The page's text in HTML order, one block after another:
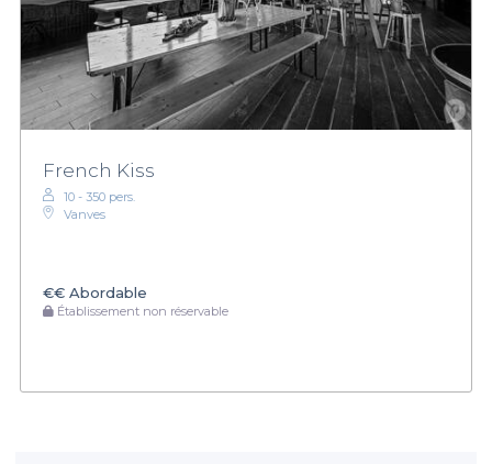
French Kiss
10 - 350 pers.
Vanves
€€ Abordable
Établissement non réservable